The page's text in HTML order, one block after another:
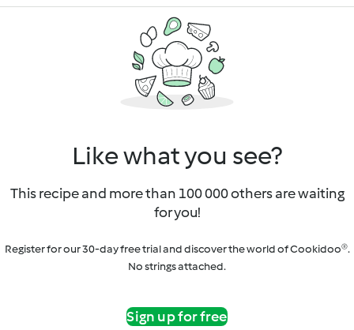
Like what you see?
This recipe and more than 100 000 others are waiting
for you!
Register for our 30-day free trial and discover the world of Cookidoo®.
No strings attached.
Sign up for free